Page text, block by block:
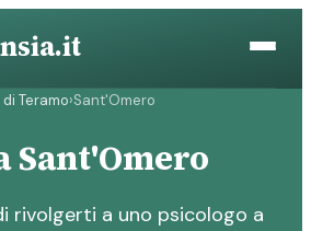
Teramo›Sant'Omero
Sant'Omero
rivolgerti a uno psicologo a